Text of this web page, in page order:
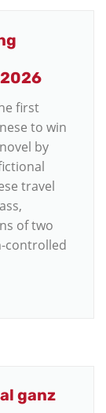
first
to win
by
travel
of two
controlled
ganz